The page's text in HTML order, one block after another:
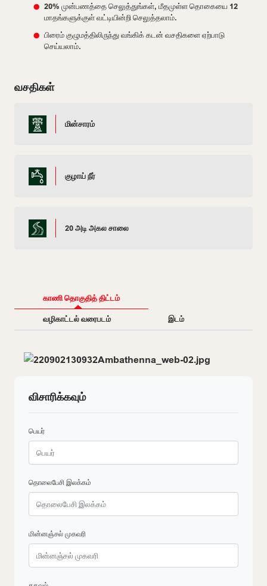
20% முன்பணத்தை செலுத்துங்கள், மீதமுள்ள தொகையை 12
மாதங்களுக்குள் வட்டியின்றி செலுத்தலாம்.
பிரைம் குழுமத்திலிருந்து வங்கிக் கடன் வசதிகளை ஏற்பாடு
செய்யலாம்.
வசதிகள்
மின்சாரம்
குழாய் நீர்
20 அடி அகல சாலை
காணி தொகுதித் திட்டம்
வழிகாட்டல் வரைபடம்
இடம்
விசாரிக்கவும்
பெயர்
தொலைபேசி இலக்கம்
மின்னஞ்சல் முகவரி